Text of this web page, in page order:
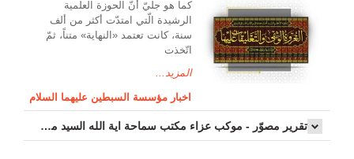
کما هو جليّ أنّ الحوزة العلمیة
الرشیدة الّتي امتدّت أكثر من ألف
سنة، كانت تعتمد «النهاية» متناً، ثمّ
اتّخذت
المزيد...
اخبار مؤسسة السبطين عليهما السلام
تقرير مصوّر - موكب عزاء مکتب سماحة اية الله السيد مرتضى الموسوي الاصفهاني في يوم إستشهاد السيدة فاطم...